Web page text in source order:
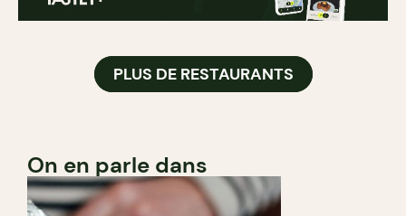
PLUS DE RESTAURANTS
On en parle dans